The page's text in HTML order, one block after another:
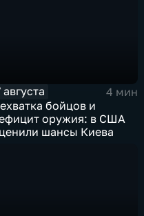
августа
4 мин
бойцов и
оружия: в США
шансы Киева